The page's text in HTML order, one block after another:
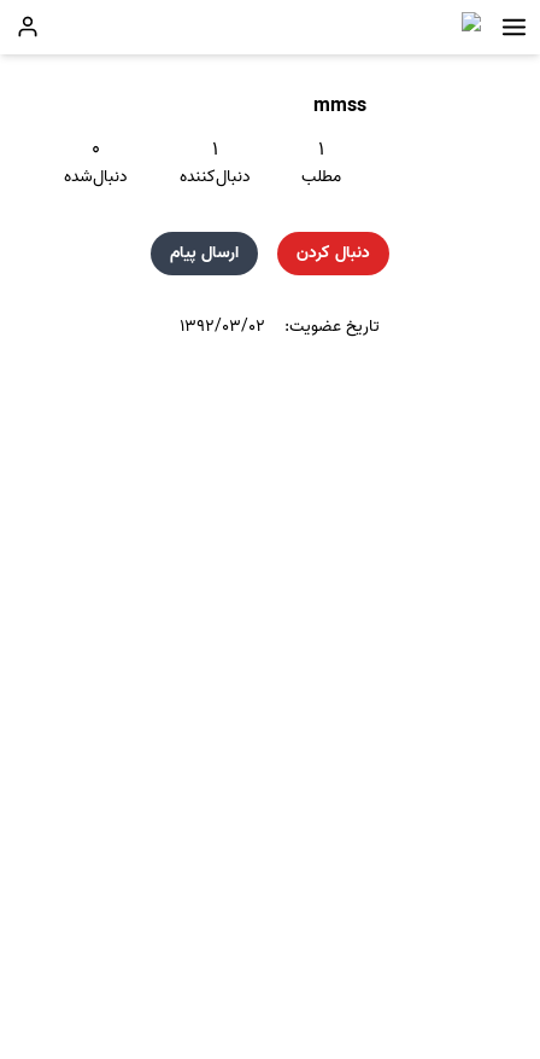
mmss
۱
مطلب
۱
دنبال‌کننده
۰
دنبال‌شده
دنبال کردن ارسال پیام
تاریخ عضویت: ۱۳۹۲/۰۳/۰۲